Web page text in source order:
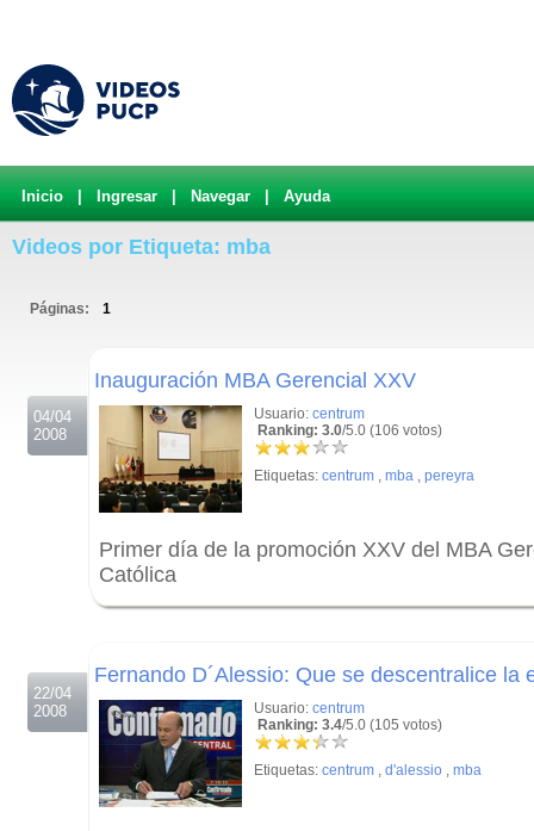
Inicio Ingresar Navegar Ayuda
Videos por Etiqueta: mba
Páginas: 1
04/04
2008
Inauguración MBA Gerencial XXV
Usuario: centrum
Ranking: 3.0/5.0 (106 votos)
Etiquetas: centrum , mba , pereyra
Primer día de la promoción XXV del MBA
Católica
22/04
2008
Fernando D´Alessio: Que se descentralice la
Usuario: centrum
Ranking: 3.4/5.0 (105 votos)
Etiquetas: centrum , d'alessio , mba